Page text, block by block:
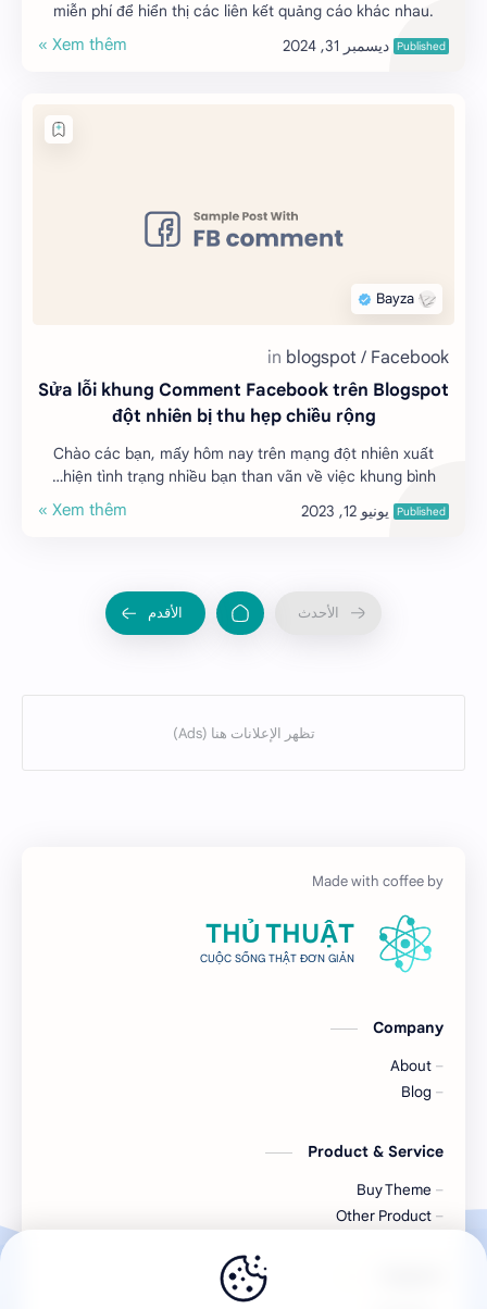
miễn phí để hiển thị các liên kết quảng cáo khác nhau.
Sửa lỗi khung Comment Facebook trên Blogspot
đột nhiên bị thu hẹp chiều rộng
Chào các bạn, mấy hôm nay trên mạng đột nhiên xuất
hiện tình trạng nhiều bạn than vãn về việc khung bình…
THỦ THUẬT
CUỘC SỐNG THẬT ĐƠN GIẢN
Company
About
Blog
Product & Service
Buy Theme
Other Product